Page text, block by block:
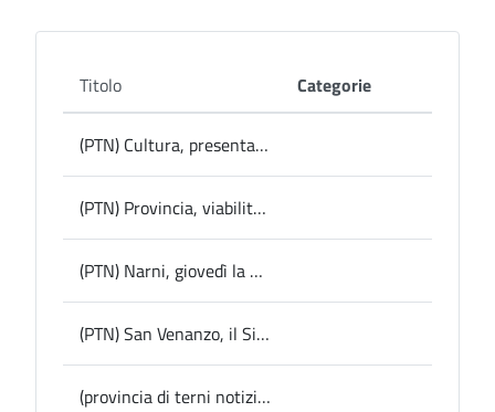
Titolo Categorie
(PTN) Cultura, presentato in Provincia lo Spazio d’Arte Aurelio De Felice: giovedì 29 maggio l’inaugurazione all’Istituto d’Arte “O.Metelli”
(PTN) Provincia, viabilità: al via i lavori per la sicurezza su quattro strade provinciali ma con l’incognita dei tagli per il prossimo futuro
(PTN) Narni, giovedì la presentazione della Guida dei Comuni Sostenibili
(PTN) San Venanzo, il Sindaco Marinelli si congratula con la squadra di calcio promossa in Eccellenza regionale
(provincia di terni notizie) Narni, il 22 maggio l’inaugurazione della farmacia comunale lungo la Flaminia tra Berardozzo e Miriano